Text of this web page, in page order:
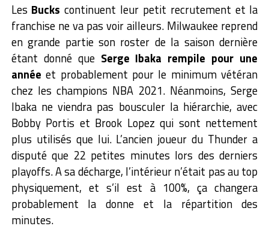
Les Bucks continuent leur petit recrutement et la
franchise ne va pas voir ailleurs. Milwaukee reprend
en grande partie son roster de la saison dernière
étant donné que Serge Ibaka rempile pour une
année et probablement pour le minimum vétéran
chez les champions NBA 2021. Néanmoins, Serge
Ibaka ne viendra pas bousculer la hiérarchie, avec
Bobby Portis et Brook Lopez qui sont nettement
plus utilisés que lui. L’ancien joueur du Thunder a
disputé que 22 petites minutes lors des derniers
playoffs. A sa décharge, l’intérieur n’était pas au top
physiquement, et s’il est à 100%, ça changera
probablement la donne et la répartition des
minutes.